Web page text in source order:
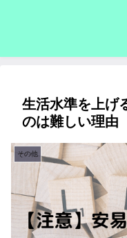
生活水準を上げ
のは難しい理由
その他